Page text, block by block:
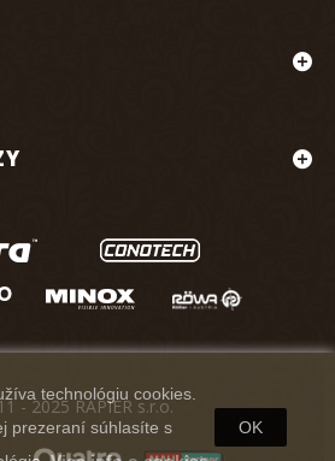
technológiu cookies.
prezeraní súhlasíte s
OK
- 2025 RAPIER s.r.o.